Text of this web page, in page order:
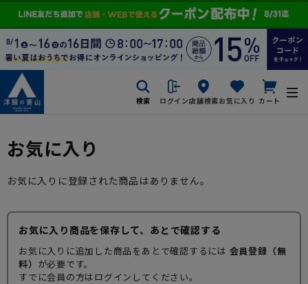
検索 ログイン店舗検索お気に入り カート
お気に入り
お気に入りに登録された商品はありません。
お気に入り商品を保存して、あとで確認する
お気に入りに追加した商品をあとで確認するには 会員登録（無
料） が必要です。
すでに会員の方はログインしてください。